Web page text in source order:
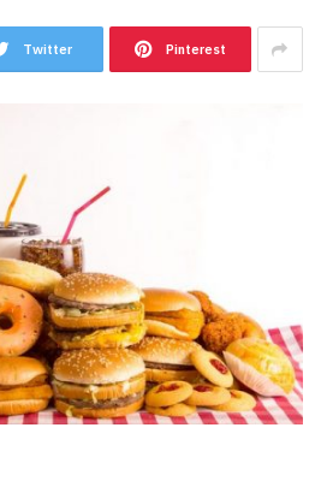
Twitter Pinterest